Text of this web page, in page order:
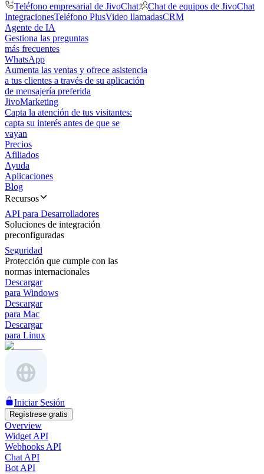
Teléfono empresarial de JivoChat
Chat de equipos de JivoChat
IntegracionesTeléfono PlusVideo llamadasCRM
Agente de IA
Gestiona las preguntas
más frecuentes
WhatsApp
Aumenta las ventas y ofrece asistencia
a tus clientes a través de su aplicación
de mensajería preferida
JivoMarketing
Capta la atención de tus visitantes:
capta su interés antes de que se
vayan
Precios
Afiliados
Ayuda
Aplicaciones
Blog
Recursos
API para Desarrolladores
Soluciones de integración
preconfiguradas
Seguridad
Protección que cumple con las
normas internacionales
Descargar
para Windows
Descargar
para Mac
Descargar
para Linux
Iniciar Sesión
Regístrese gratis
Overview
Widget API
Webhooks API
Chat API
Bot API